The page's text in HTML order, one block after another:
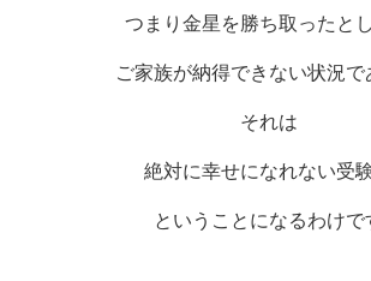
つまり金星を勝ち取ったと
ご家族が納得できない状況で
それは
絶対に幸せになれない受
ということになるわけで